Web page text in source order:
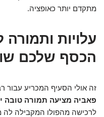
מתקדם יותר כאופציה.
עלויות
הכסף שלכם
זה אולי הסעיף המכריע עבור
פאביה מציעה תמורה טובה
לרכישה מהפולו המקבילה לה